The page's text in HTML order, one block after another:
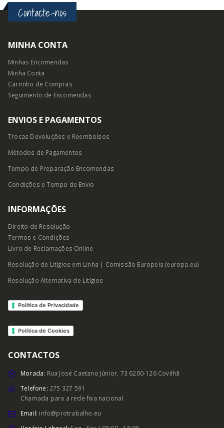
Contacte-nos
MINHA CONTA
Minhas Encomendas
Minha Conta
Carrinho de Compras
Seguimento de Encomendas
ENVIOS E PAGAMENTOS
Trocas Devoluções e Reembolsos
Métodos de Pagamentos
Tempo de Preparação Encomendas
Condições e Tempo de Envio
INFORMAÇÕES
Direito de Resolução
Termos e Condições
Livro de Reclamações Online
Resolução de Litígios em Linha | Comissão Europeia (europa.eu)
Resolução Alternativa de Litígios
Política de Privacidade
Política de Cookies
CONTACTOS
Morada: Rua José Caetano Júnior, 73 6200-126 Covilhã
Telefone: 275 327 591
Chamada para a rede fixa nacional
Email: info@protrabalho.eu